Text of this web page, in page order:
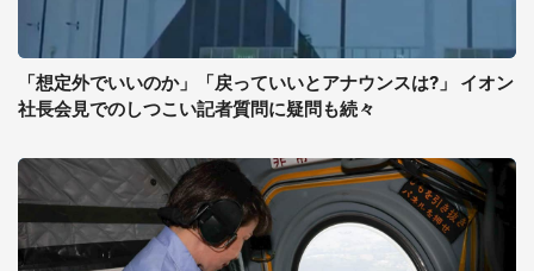
「想定外でいいのか」「戻っていいとアナウンスは?」 イオン
社長会見でのしつこい記者質問に疑問も続々